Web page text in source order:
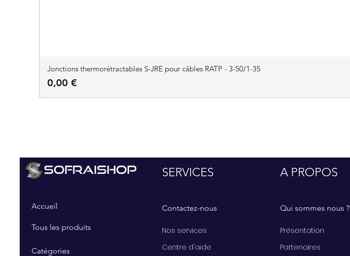
Jonctions thermorétractables S-JRE pour câbles RATP - 3-50/1-35
Prix
0,00 €
Accueil
Tous les produits
Catégories
SERVICES
Contactez-nous
Nos services
Centre d'aide
A PROPOS
Qui sommes nous ?
Présentation
Partenaires